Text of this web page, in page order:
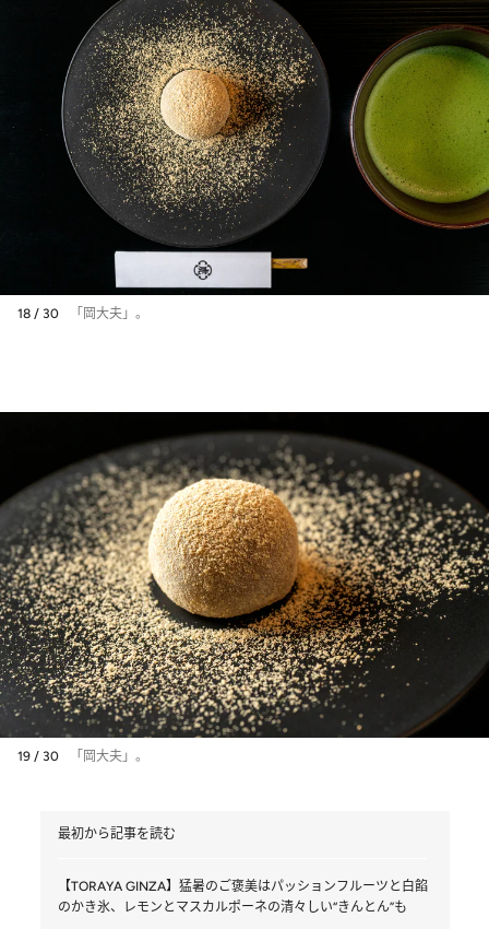
18 / 30 「岡大夫」。
19 / 30 「岡大夫」。
最初から記事を読む
【TORAYA GINZA】猛暑のご褒美はパッションフルーツと白餡
のかき氷、レモンとマスカルポーネの清々しい“きんとん”も